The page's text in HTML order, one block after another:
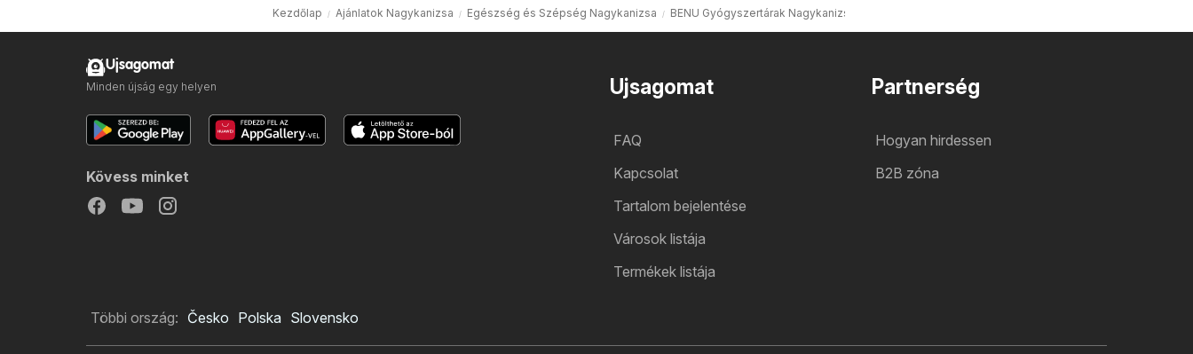
Kezdőlap Ajánlatok Nagykanizsa Egészség és Szépség Nagykanizsa BENU Gyógyszertárak Nagykanizsa
Ujsagomat
FAQ
Kapcsolat
Tartalom bejelentése
Városok listája
Termékek listája
Partnerség
Hogyan hirdessen
B2B zóna
Ujsagomat
Minden újság egy helyen
Kövess minket
Többi ország: Česko Polska Slovensko